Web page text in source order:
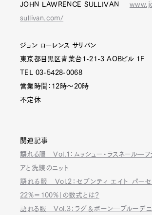
JOHN LAWRENCE SULLIVAN
sullivan.com/
ジョン ローレンス サリバン
東京都目黒区青葉台1-21-3 AOBビル 1F
TEL 03-5428-0068
営業時間：12時～20時
不定休
関連記事
語れる服 Vol.1：ムッシュー・ラスネール―フ
アと洗練のニット
語れる服 Vol.2：セブンティ エイト パー
22%＝100%」の数式とは？
語れる服 Vol.3：ラグ＆ボーン―ブルーデ